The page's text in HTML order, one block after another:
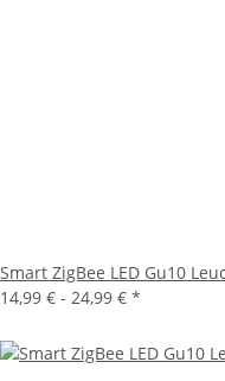
Smart ZigBee LED Gu10
14,99 € - 24,99 € *